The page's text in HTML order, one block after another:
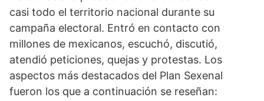
casi todo el territorio nacional durante su
campaña electoral. Entró en contacto con
millones de mexicanos, escuchó, discutió,
atendió peticiones, quejas y protestas. Los
aspectos más destacados del Plan Sexenal
fueron los que a continuación se reseñan: